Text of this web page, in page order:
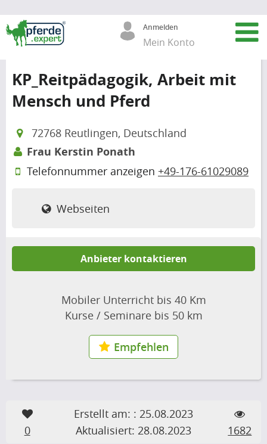
Anmelden
Mein Konto
KP_Reitpädagogik, Arbeit mit
Mensch und Pferd
72768 Reutlingen, Deutschland
Frau Kerstin Ponath
Telefonnummer anzeigen +49-176-61029089
Webseiten
Anbieter kontaktieren
Mobiler Unterricht bis 40 Km
Kurse / Seminare bis 50 km
Empfehlen
0
Erstellt am: : 25.08.2023
Aktualisiert: 28.08.2023
1682